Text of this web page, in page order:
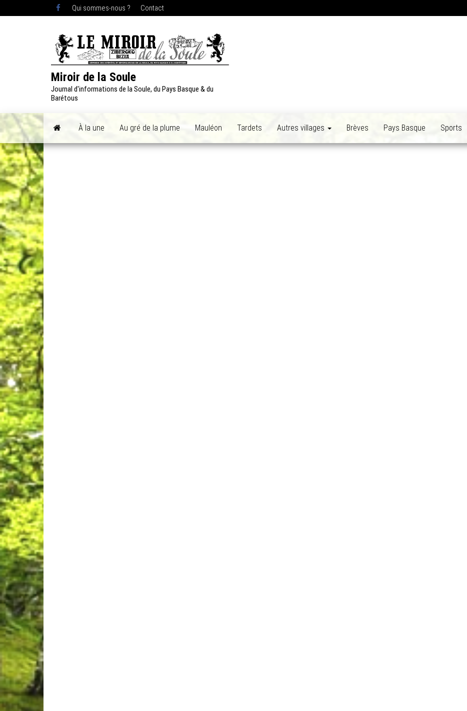
Qui sommes-nous ? Contact
Miroir de la Soule
Journal d'informations de la Soule, du Pays Basque & du
Barétous
À la une Au gré de la plume Mauléon Tardets Autres villages Brèves Pays Basque Sports